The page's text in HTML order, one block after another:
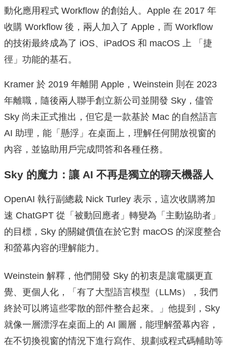
動化應用程式 Workflow 的創始人。Apple 在 2017 年
收購 Workflow 後，兩人加入了 Apple，而 Workflow
的技術最終成為了 iOS、iPadOS 和 macOS 上 「捷
徑」功能的基石。
Kramer 於 2019 年離開 Apple，Weinstein 則在 2023
年離職，隨後兩人聯手創立新公司並開發 Sky，儘管
Sky 尚未正式推出，但它是一款基於 Mac 的自然語言
AI 助理，能「懸浮」在桌面上，理解任何開放視窗的
內容，並協助用戶完成問答和各種任務。
Sky 的魔力：讓 AI 不再是獨立的聊天機器人
OpenAI 執行副總裁 Nick Turley 表示，這次收購將加
速 ChatGPT 從「被動回應者」轉變為「主動協助者」
的目標，Sky 的關鍵價值在於它對 macOS 的深度整合
和螢幕內容的理解能力。
Weinstein 解釋，他們開發 Sky 的初衷是讓電腦更直
覺、更個人化，「有了大型語言模型（LLMs），我們
終於可以將這些零散的部件整合起來。」他提到，Sky
就像一層漂浮在桌面上的 AI 圖層，能理解螢幕內容，
在不切換視窗的情況下進行寫作、規劃或程式碼輔助等